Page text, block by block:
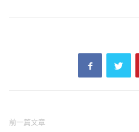
前一篇文章